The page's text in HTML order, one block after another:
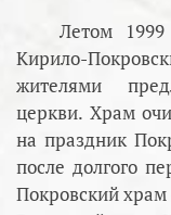
Летом
Кирило-
жителями
церкви. Храм
на праздник
после долгого
Покровский храм